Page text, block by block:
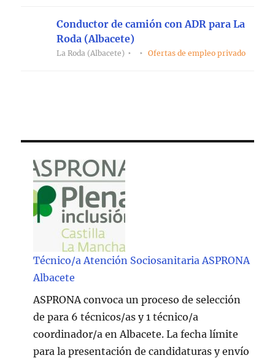
Conductor de camión con ADR para La
Roda (Albacete)
La Roda (Albacete) Ofertas de empleo privado
Técnico/a Atención Sociosanitaria ASPRONA
Albacete
ASPRONA convoca un proceso de selección
de para 6 técnicos/as y 1 técnico/a
coordinador/a en Albacete. La fecha límite
para la presentación de candidaturas y envío